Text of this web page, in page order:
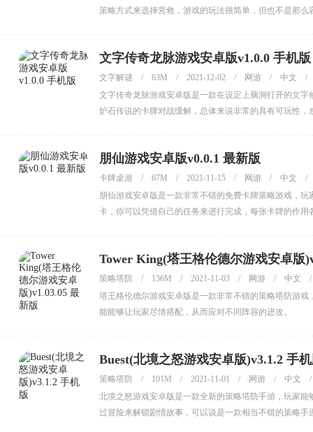
策略方式来选择营救，游戏的玩法很简单，但也不是那么
文字传奇龙脉游戏安卓版v1.0.0 手机版
文字解谜 / 63M / 2021-12-02 / 网游 / 中文
/
文字传奇龙脉游戏安卓版是一款在设定上脑洞打开的文
炉石传说的卡牌对战缓解，总体来说非常的具有可玩性，
朋仙游戏安卓版v0.0.1 最新版
卡牌桌游 / 67M / 2021-11-15 / 网游 / 中文
/
朋仙游戏安卓版是一款非常不错的免费卡牌策略游戏，
卡，你可以凭借自己的任务来进行完成，每张卡牌的作
Tower King(塔王格伦德尔游戏安卓版
策略塔防 / 136M / 2021-11-03 / 网游 / 中文
/
塔王格伦德尔游戏安卓版是一款非常不错的策略塔防游
能能够让玩家尽情搭配，从而应对不同阵容的进攻。
Buest(北境之怒游戏安卓版)v3.1.2 手
策略塔防 / 101M / 2021-11-01 / 网游 / 中文
/
北境之怒游戏安卓版是一款全新的策略塔防手游，玩家
过冒险来解锁剧情故事，可以说是一款相当不错的策略手